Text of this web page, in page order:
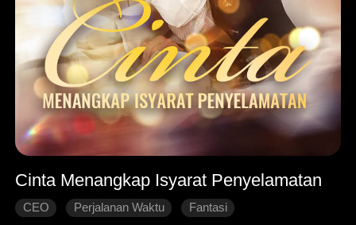
Cinta Menangkap Isyarat Penyelamatan
CEO Perjalanan Waktu
Fantasi